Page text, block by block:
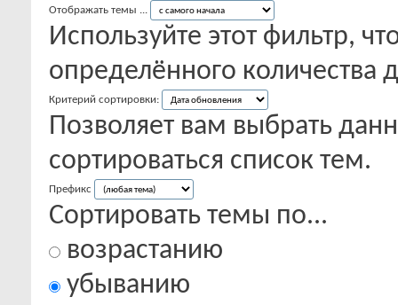
Отображать темы ...
Используйте этот фильтр,
определённого количества
Критерий сортировки:
Позволяет вам выбрать
сортироваться список тем.
Префикс
Сортировать темы по...
возрастанию
убыванию